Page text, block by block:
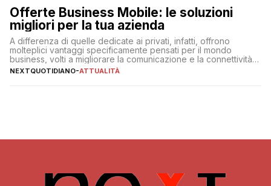
Offerte Business Mobile: le soluzioni
migliori per la tua azienda
A differenza di quelle dedicate ai privati, infatti, offrono
molteplici vantaggi specificamente pensati per il mondo
business, volti a migliorare la comunicazione e la connettività
degli utenti
NEXTQUOTIDIANO-ATTUALITÀ